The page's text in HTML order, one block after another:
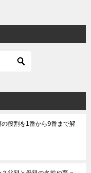
の役割を1番から9番まで解